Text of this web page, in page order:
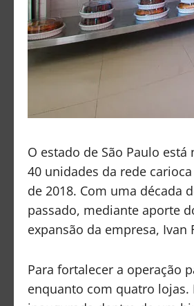
O estado de São Paulo
40 unidades da rede
de 2018. Com uma década
passado, mediante aporte
expansão da empresa, Ivan
Para fortalecer a operação
enquanto com quatro lojas.